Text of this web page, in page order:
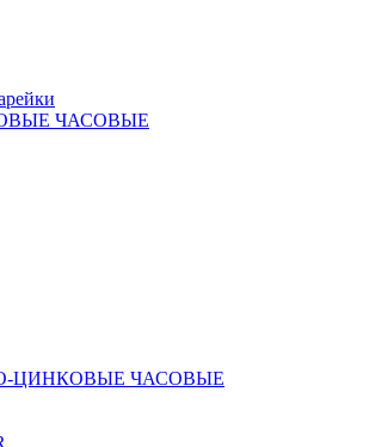
ЧАСОВЫЕ
ЦИНКОВЫЕ ЧАСОВЫЕ